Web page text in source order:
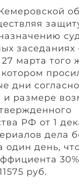
заседаниях
марта того
дни
и размере
РФ от 1
дела
один день,
30%
руб.